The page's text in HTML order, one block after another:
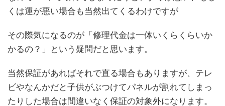
くは運が悪い場合も当然出てくるわけですが
その際気になるのが「修理代金は一体いくらくらいか
かるの？」という疑問だと思います。
当然保証があればそれで直る場合もありますが、テレ
ビやなんかだと子供がぶつけてパネルが割れてしまっ
たりした場合は間違いなく保証の対象外になります。